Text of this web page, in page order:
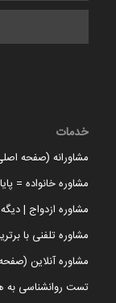
خدمات
مشاورانه (صفحه
مشاوره خانواده =
مشاوره ازدواج |
مشاوره تلفنی با
مشاوره آنلاین
تست روانشناسی به